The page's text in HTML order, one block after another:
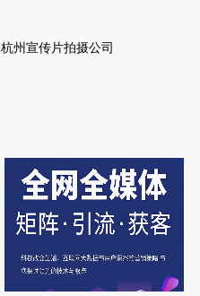
杭州宣传片拍摄公司